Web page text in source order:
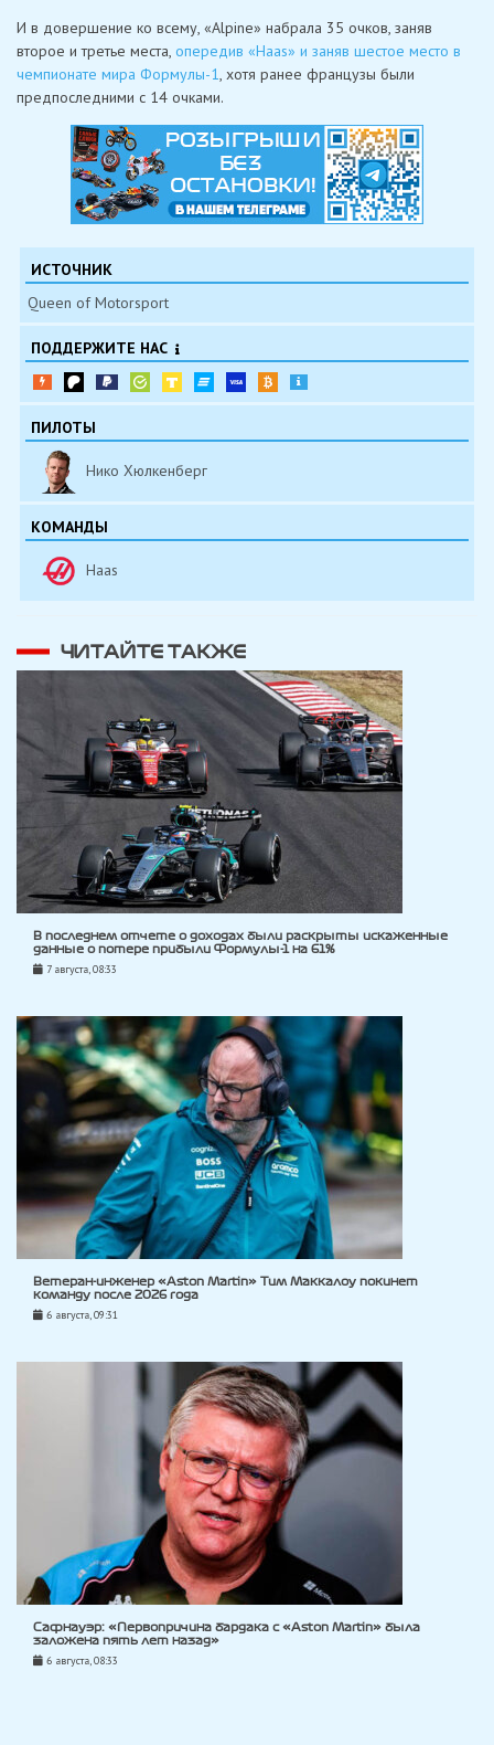
И в довершение ко всему, «Alpine» набрала 35 очков, заняв
второе и третье места, опередив «Haas» и заняв шестое место в
чемпионате мира Формулы-1 , хотя ранее французы были
предпоследними с 14 очками.
ИСТОЧНИК
Queen of Motorsport
ПОДДЕРЖИТЕ НАС
ПИЛОТЫ
Нико Хюлкенберг
КОМАНДЫ
Haas
ЧИТАЙТЕ ТАКЖЕ
В последнем отчете о доходах были раскрыты искаженные
данные о потере прибыли Формулы-1 на 61%
7 августа, 08:33
Ветеран-инженер «Aston Martin» Тим Маккалоу покинет
команду после 2026 года
6 августа, 09:31
Сафнауэр: «Первопричина бардака с «Aston Martin» была
заложена пять лет назад»
6 августа, 08:33